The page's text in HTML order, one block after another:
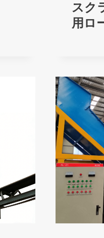
スク
用ロ